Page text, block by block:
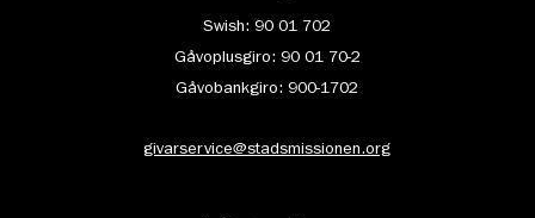
Swish: 90 01 702
Gåvoplusgiro: 90 01 70-2
Gåvobankgiro: 900-1702
givarservice@stadsmissionen.org